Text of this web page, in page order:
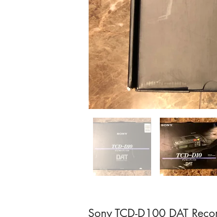
Sony TCD-D100 DAT